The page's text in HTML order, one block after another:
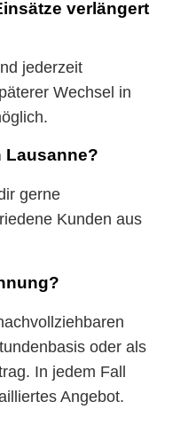
verlängert
jederzeit
Wechsel in
Lausanne?
gerne
Kunden aus
oder als
In jedem Fall
Angebot.